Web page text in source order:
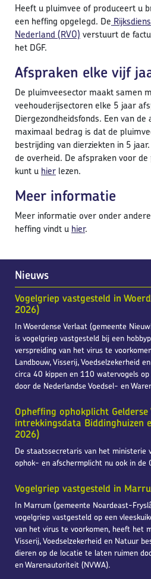
Nieuws
Vogelgriep vastgesteld in
2026)
In Woerdense Verlaat (gemeente
is vogelgriep vastgesteld bij een
verspreiding van het virus te
Landbouw, Visserij, Voedselzekerheid
circa 40 kippen en 110 watervogels
door de Nederlandse Voedsel- en
Opheffing ophokplicht Gelderse
intrekkingsdata Biddinghuizen
2026)
De staatssecretaris van het ministerie
ophok- en afschermplicht nu ook in de
Vogelgriep vastgesteld in
In Marrum (gemeente Noardeast-
vogelgriep vastgesteld op een
van het virus te voorkomen, heeft het
Visserij, Voedselzekerheid en Natuur
dieren op de locatie te laten ruimen
en Warenautoriteit (NVWA).
Heeft u pluimvee of produceert u
een heffing opgelegd. De
Nederland (RVO) verstuurt de
het DGF.
Afspraken elke vijf
De pluimveesector maakt samen
veehouderijsectoren elke 5 jaar
Diergezondheidsfonds. Een van
maximaal bedrag is dat de
bestrijding van dierziekten in 5
de overheid. De afspraken voor
kunt u hier lezen.
Meer informatie
Meer informatie over onder
heffing vindt u hier.